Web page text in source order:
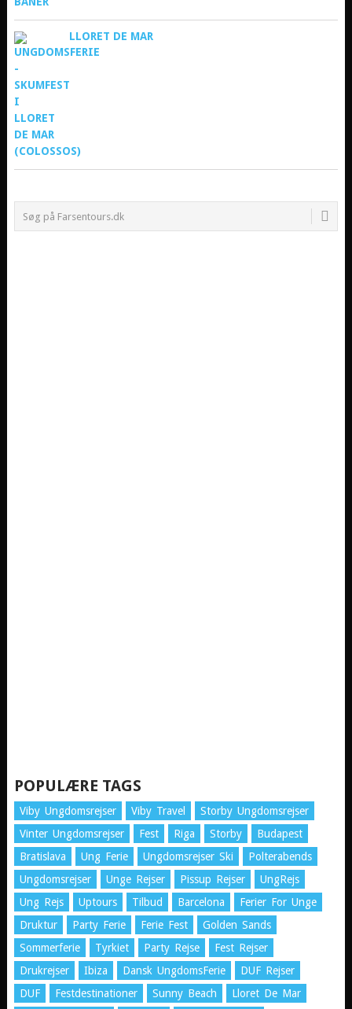
LLORET DE MAR
POPULÆRE TAGS
Viby Ungdomsrejser Viby Travel
Storby Ungdomsrejser
Vinter Ungdomsrejser
Fest Riga Storby
Budapest
Bratislava
Ung Ferie Ungdomsrejser Ski
Polterabends
Ungdomsrejser
Unge Rejser Pissup Rejser
UngRejs
Ung Rejs
Uptours Tilbud Barcelona
Ferier For Unge
Druktur
Party Ferie Ferie Fest
Golden Sands
Sommerferie
Tyrkiet Party Rejse
Fest Rejser
Drukrejser
Ibiza Dansk UngdomsFerie
DUF Rejser
DUF
Festdestinationer Sunny Beach
Lloret De Mar